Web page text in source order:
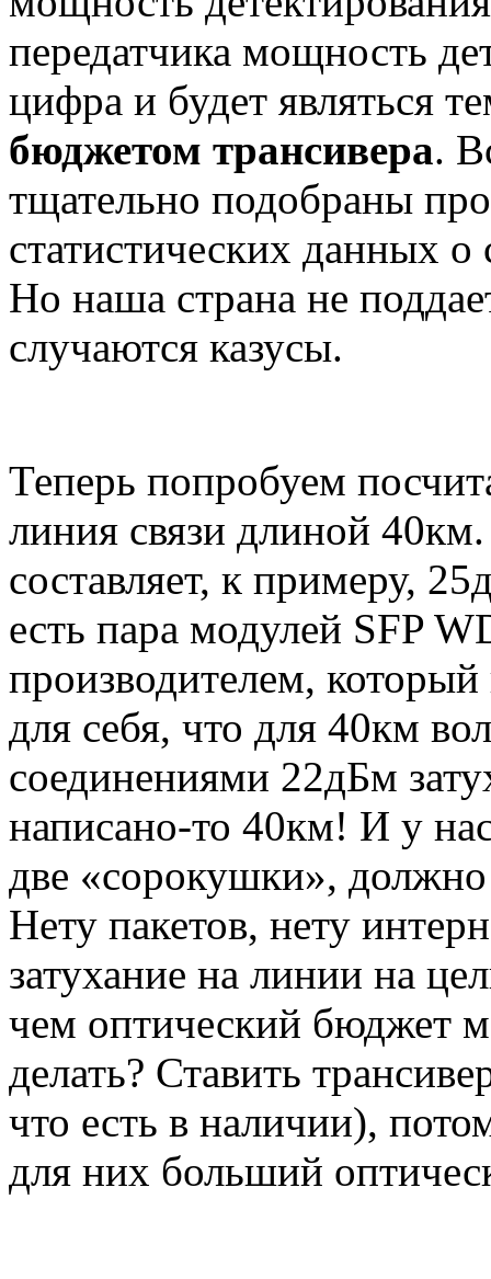
передатчика мощность
цифра и будет являться
бюджетом трансивера.
тщательно подобраны
статистических данных
Но наша страна не
случаются казусы.
Теперь попробуем
линия связи длиной
составляет, к примеру,
есть пара модулей SFP
производителем,
для себя, что для 40км
соединениями 22дБм
написано-то 40км! И у
две «сорокушки», должно
Нету пакетов, нету
затухание на линии на
чем оптический бюджет
делать? Ставить
что есть в наличии),
для них больший